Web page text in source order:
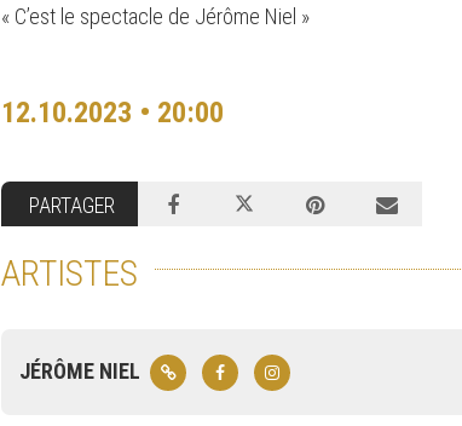
« C’est le spectacle de Jérôme Niel »
12.10.2023 • 20:00
PARTAGER
ARTISTES
JÉRÔME NIEL